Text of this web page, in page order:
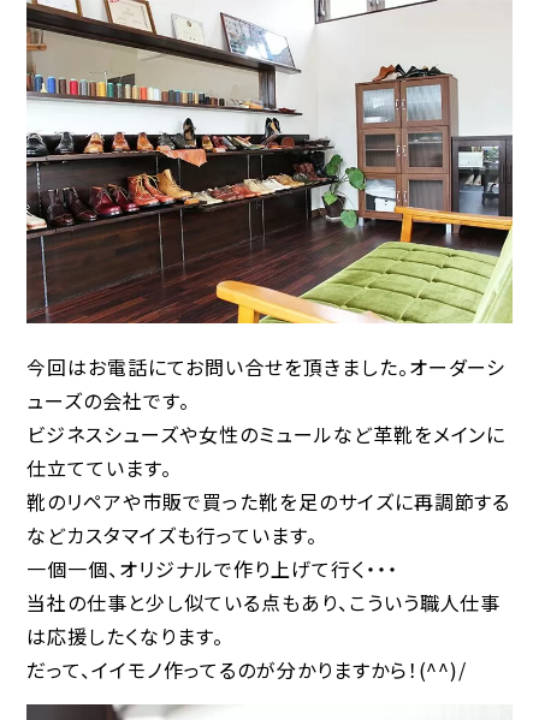
今回はお電話にてお問い合せを頂きました。オーダーシ
ューズの会社です。
ビジネスシューズや女性のミュールなど革靴をメインに
仕立てています。
靴のリペアや市販で買った靴を足のサイズに再調節する
などカスタマイズも行っています。
一個一個、オリジナルで作り上げて行く・・・
当社の仕事と少し似ている点もあり、こういう職人仕事
は応援したくなります。
だって、イイモノ作ってるのが分かりますから！(^^)/